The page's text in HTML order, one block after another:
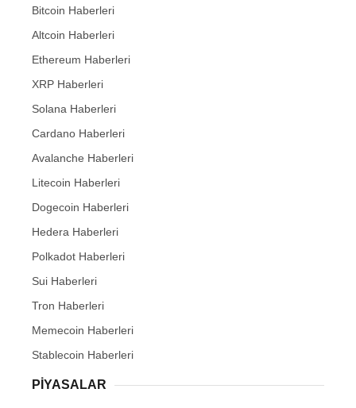
Bitcoin Haberleri
Altcoin Haberleri
Ethereum Haberleri
XRP Haberleri
Solana Haberleri
Cardano Haberleri
Avalanche Haberleri
Litecoin Haberleri
Dogecoin Haberleri
Hedera Haberleri
Polkadot Haberleri
Sui Haberleri
Tron Haberleri
Memecoin Haberleri
Stablecoin Haberleri
PIYASALAR